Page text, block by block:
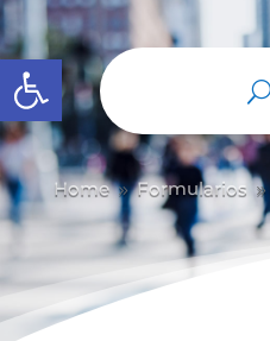
Abrir barra de herramientas
Home 9 Formularios 9